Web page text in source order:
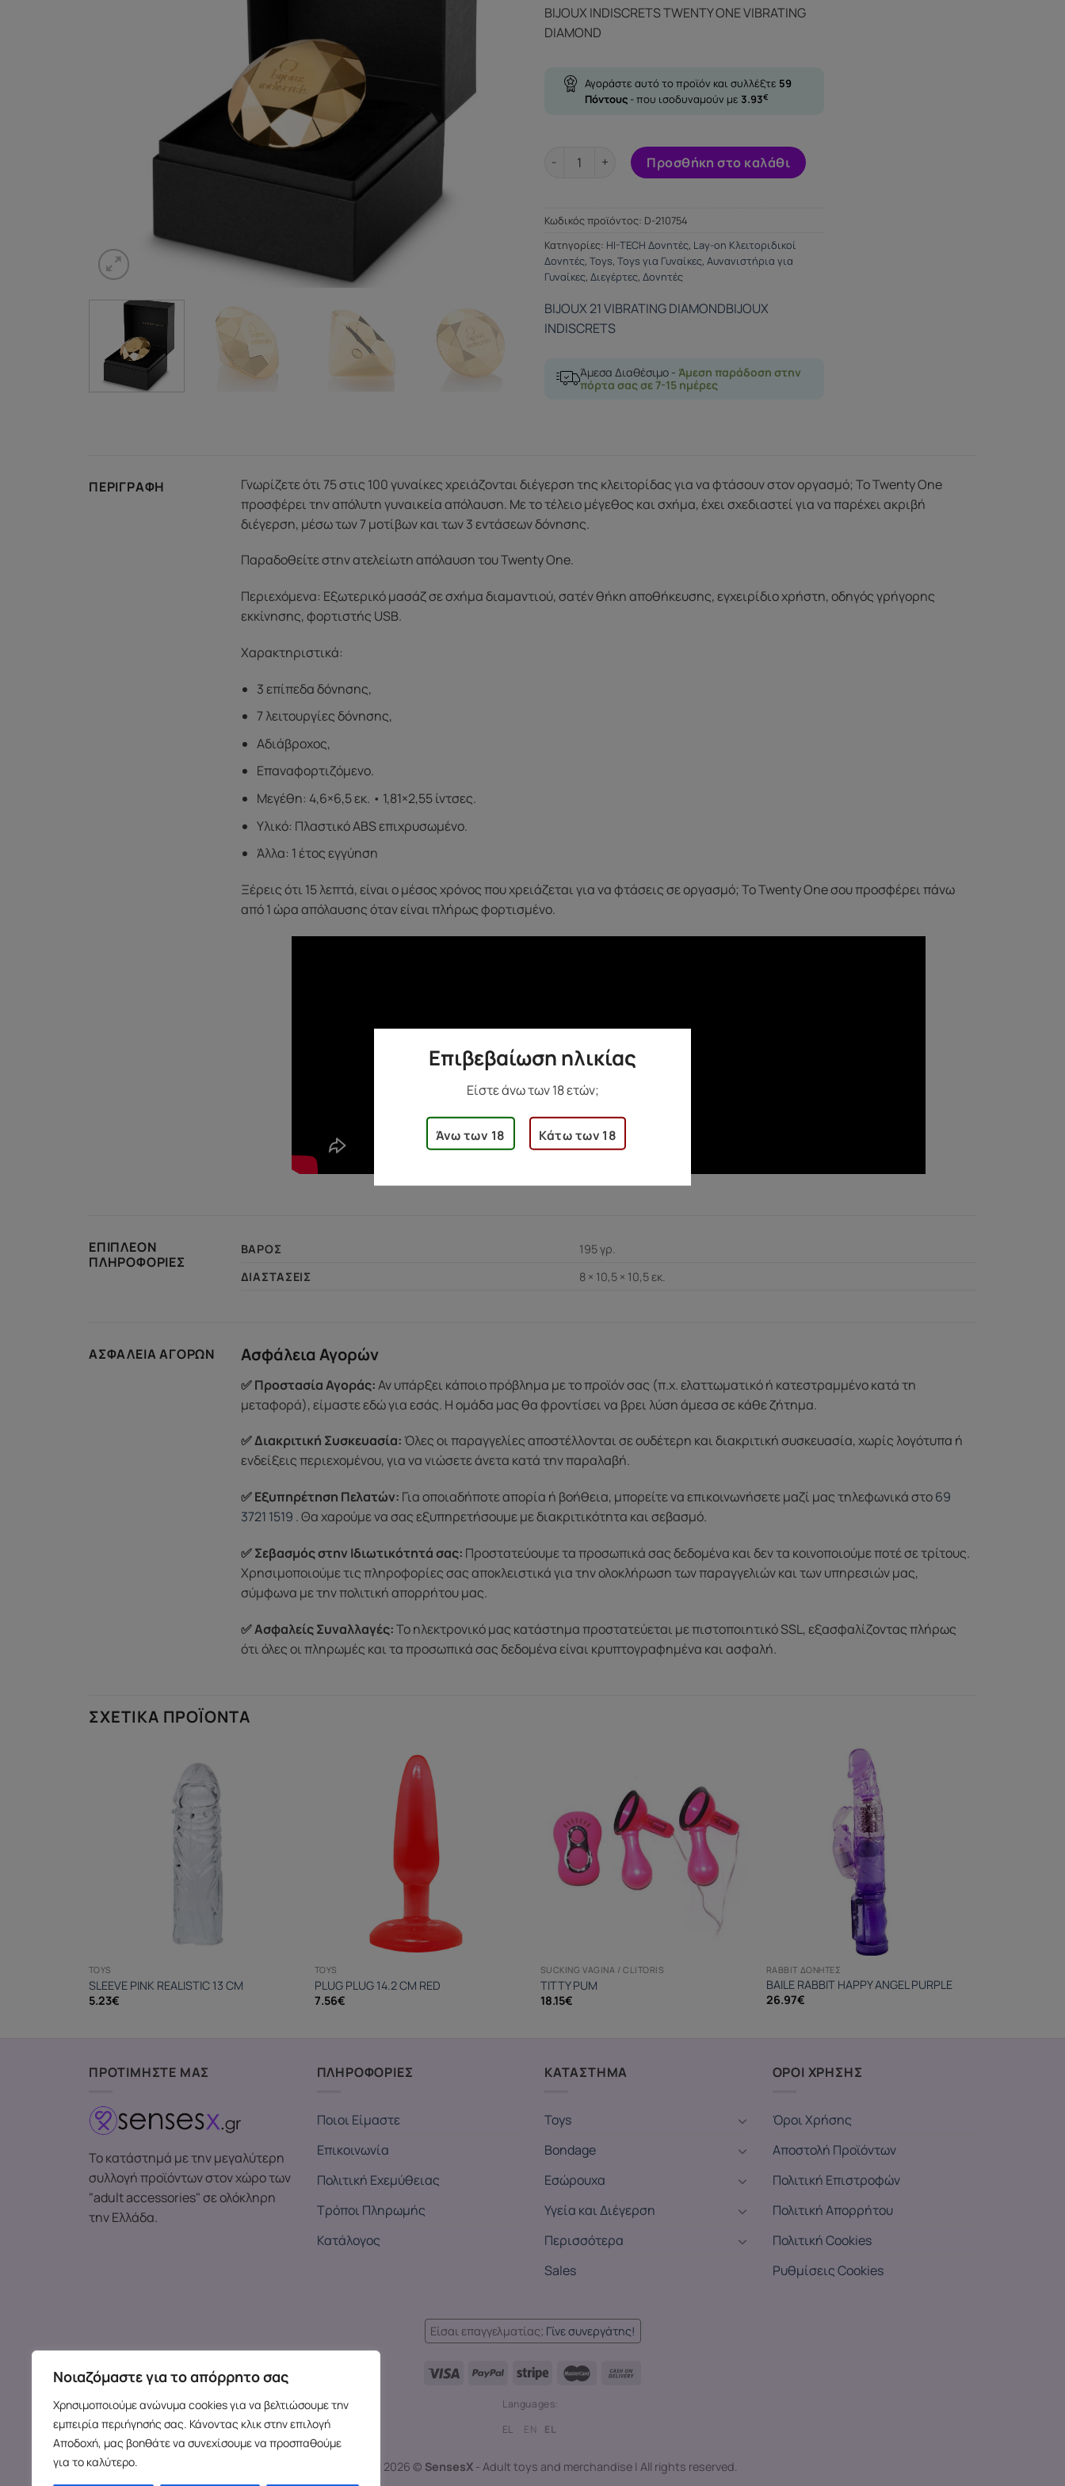
Νοιαζόμαστε για το απόρρητο σας
Χρησιμοποιούμε ανώνυμα cookies για να βελτιώσουμε την
εμπειρία περιήγησής σας. Κάνοντας κλικ στην επιλογή
Αποδοχή, μας βοηθάτε να συνεχίσουμε να προσπαθούμε
για το καλύτερο.
BIJOUX INDISCRETS TWENTY ONE VIBRATING
DIAMOND
Αγοράστε αυτό το προϊόν και συλλέξτε 59
Πόντους - που ισοδυναμούν με 3.93€
BIJOUX INDISCRETS TWENTY ONE VIBRATING DIAMOND ποσότητα
Προσθήκη στο καλάθι
Κωδικός προϊόντος: D-210754
Κατηγορίες: HI-TECH Δονητές, Lay-on Κλειτοριδικοί
Δονητές, Toys, Toys για Γυναίκες, Αυνανιστήρια για
Γυναίκες, Διεγέρτες, Δονητές
BIJOUX 21 VIBRATING DIAMONDBIJOUX
INDISCRETS
Άμεσα Διαθέσιμο - Άμεση παράδοση στην
πόρτα σας σε 7-15 ημέρες
ΠΕΡΙΓΡΑΦΉ
Γνωρίζετε ότι 75 στις 100 γυναίκες χρειάζονται διέγερση της κλειτορίδας για να φτάσουν στον οργασμό; Το Twenty One
προσφέρει την απόλυτη γυναικεία απόλαυση. Με το τέλειο μέγεθος και σχήμα, έχει σχεδιαστεί για να παρέχει ακριβή
διέγερση, μέσω των 7 μοτίβων και των 3 εντάσεων δόνησης.
Παραδοθείτε στην ατελείωτη απόλαυση του Twenty One.
Περιεχόμενα: Εξωτερικό μασάζ σε σχήμα διαμαντιού, σατέν θήκη αποθήκευσης, εγχειρίδιο χρήστη, οδηγός γρήγορης
εκκίνησης, φορτιστής USB.
Χαρακτηριστικά:
3 επίπεδα δόνησης,
7 λειτουργίες δόνησης,
Αδιάβροχος,
Επαναφορτιζόμενο.
Μεγέθη: 4,6×6,5 εκ. • 1,81×2,55 ίντσες.
Υλικό: Πλαστικό ABS επιχρυσωμένο.
Άλλα: 1 έτος εγγύηση
Ξέρεις ότι 15 λεπτά, είναι ο μέσος χρόνος που χρειάζεται για να φτάσεις σε οργασμό; Το Twenty One σου προσφέρει πάνω
από 1 ώρα απόλαυσης όταν είναι πλήρως φορτισμένο.
ΕΠΙΠΛΈΟΝ
ΠΛΗΡΟΦΟΡΊΕΣ
ΒΆΡΟΣ
195 γρ.
ΔΙΑΣΤΆΣΕΙΣ
8 × 10,5 × 10,5 εκ.
ΑΣΦΆΛΕΙΑ ΑΓΟΡΏΝ Ασφάλεια Αγορών
✅ Προστασία Αγοράς:Αν υπάρξει κάποιο πρόβλημα με το προϊόν σας (π.χ. ελαττωματικό ή κατεστραμμένο κατά τη
μεταφορά), είμαστε εδώ για εσάς. Η ομάδα μας θα φροντίσει να βρει λύση άμεσα σε κάθε ζήτημα.
✅ Διακριτική Συσκευασία:Όλες οι παραγγελίες αποστέλλονται σε ουδέτερη και διακριτική συσκευασία, χωρίς λογότυπα ή
ενδείξεις περιεχομένου, για να νιώσετε άνετα κατά την παραλαβή.
✅ Εξυπηρέτηση Πελατών: Για οποιαδήποτε απορία ή βοήθεια, μπορείτε να επικοινωνήσετε μαζί μας τηλεφωνικά στο69
3721 1519 . Θα χαρούμε να σας εξυπηρετήσουμε με διακριτικότητα και σεβασμό.
✅ Σεβασμός στην Ιδιωτικότητά σας: Προστατεύουμε τα προσωπικά σας δεδομένα και δεν τα κοινοποιούμε ποτέ σε τρίτους.
Χρησιμοποιούμε τις πληροφορίες σας αποκλειστικά για την ολοκλήρωση των παραγγελιών και των υπηρεσιών μας,
σύμφωνα με την πολιτική απορρήτου μας.
✅ Ασφαλείς Συναλλαγές:Το ηλεκτρονικό μας κατάστημα προστατεύεται με πιστοποιητικό SSL, εξασφαλίζοντας πλήρως
ότι όλες οι πληρωμές και τα προσωπικά σας δεδομένα είναι κρυπτογραφημένα και ασφαλή.
ΣΧΕΤΙΚΆ ΠΡΟΪΌΝΤΑ
TOYS
SLEEVE PINK REALISTIC 13 CM
5.23€
TOYS
PLUG PLUG 14.2 CM RED
7.56€
SUCKING VAGINA / CLITORIS
TITTY PUM
18.15€
RABBIT ΔΟΝΗΤΈΣ
BAILE RABBIT HAPPY ANGEL PURPLE
26.97€
ΠΡΟΤΙΜΗΣΤΕ ΜΑΣ
Το κατάστημά με την μεγαλύτερη
συλλογή προϊόντων στον χώρο των
"adult accessories" σε ολόκληρη
την Ελλάδα.
ΠΛΗΡΟΦΟΡΙΕΣ
Ποιοι Είμαστε
Επικοινωνία
Πολιτική Εχεμύθειας
Τρόποι Πληρωμής
Κατάλογος
ΚΑΤΑΣΤΗΜΑ
Toys
Bondage
Εσώρουχα
Υγεία και Διέγερση
Περισσότερα
Sales
ΟΡΟΙ ΧΡΗΣΗΣ
Όροι Χρήσης
Αποστολή Προϊόντων
Πολιτική Επιστροφών
Πολιτική Απορρήτου
Πολιτική Cookies
Ρυθμίσεις Cookies
Είσαι επαγγελματίας; Γίνε συνεργάτης!
Languages:
EL
EN EL
Copyright 2026 © SensesX - Adult toys and merchandise | All rights reserved.
Επιβεβαίωση ηλικίας
Είστε άνω των 18 ετών;
Άνω των 18 Κάτω των 18